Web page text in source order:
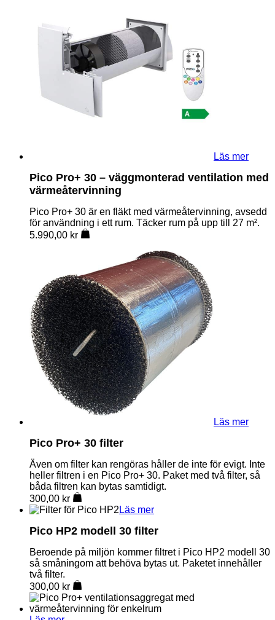
Läs mer
Pico Pro+ 30 – väggmonterad ventilation med
värmeåtervinning
Pico Pro+ 30 är en fläkt med värmeåtervinning, avsedd
för användning i ett rum. Täcker rum på upp till 27 m².
5.990,00 kr
Läs mer
Pico Pro+ 30 filter
Även om filter kan rengöras håller de inte för evigt. Inte
heller filtren i en Pico Pro+ 30. Paket med två filter, så
båda filtren kan bytas samtidigt.
300,00 kr
Läs mer
Pico HP2 modell 30 filter
Beroende på miljön kommer filtret i Pico HP2 modell 30
så småningom att behöva bytas ut. Paketet innehåller
två filter.
300,00 kr